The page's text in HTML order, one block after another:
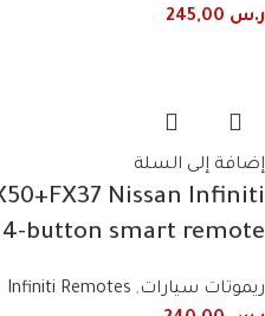
ر.س
إضافة إلى السلة
Nissan Infiniti
4-button smart remote
ريموتات سيارات,
Infiniti Remotes